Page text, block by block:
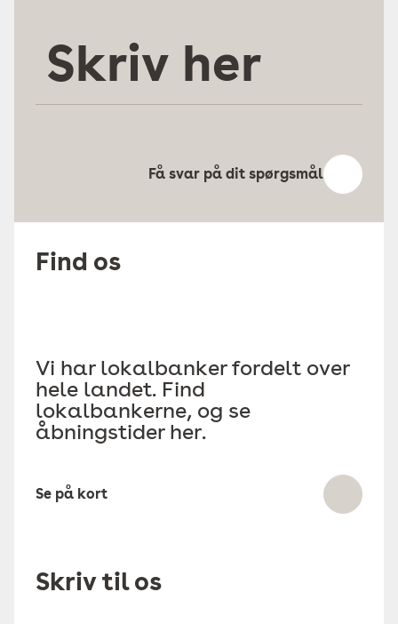
her
Få svar på dit spørgsmål
Find os
Vi har lokalbanker fordelt over
hele landet. Find
lokalbankerne, og se
åbningstider her.
Se på kort
Skriv til os